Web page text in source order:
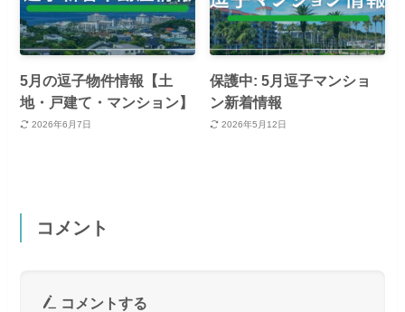
5月の逗子物件情報【土
地・戸建て・マンション】
2026年6月7日
保護中: 5月逗子マンショ
ン新着情報
2026年5月12日
コメント
コメントする